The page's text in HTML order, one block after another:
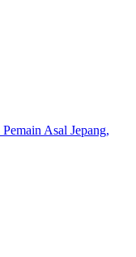
Asal Jepang,